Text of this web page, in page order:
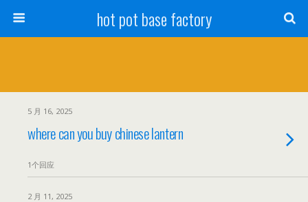
hot pot base factory
5 月 16, 2025
where can you buy chinese lantern
1个回应
2 月 11, 2025